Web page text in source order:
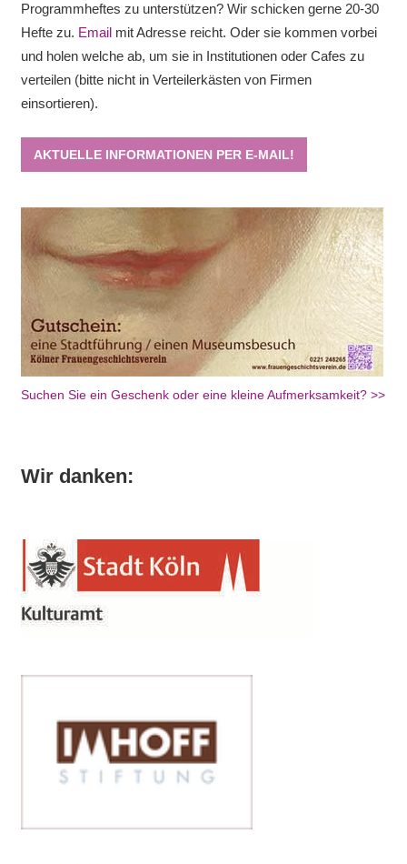
Programmheftes zu unterstützen? Wir schicken gerne 20-30
Hefte zu. Emailmit Adresse reicht. Oder sie kommen vorbei
und holen welche ab, um sie in Institutionen oder Cafes zu
verteilen (bitte nicht in Verteilerkästen von Firmen
einsortieren).
AKTUELLE INFORMATIONEN PER E-MAIL!
Suchen Sie ein Geschenk oder eine kleine Aufmerksamkeit? >>
Wir danken: